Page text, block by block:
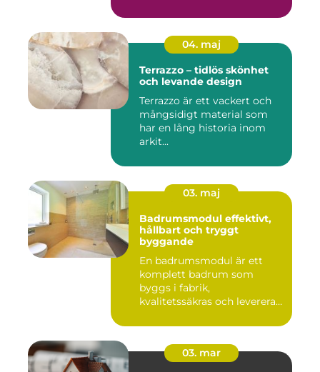
04. maj
Terrazzo – tidlös skönhet
och levande design
Terrazzo är ett vackert och
mångsidigt material som
har en lång historia inom
arkit...
03. maj
Badrumsmodul effektivt,
hållbart och tryggt
byggande
En badrumsmodul är ett
komplett badrum som
byggs i fabrik,
kvalitetssäkras och levereras
03. mar